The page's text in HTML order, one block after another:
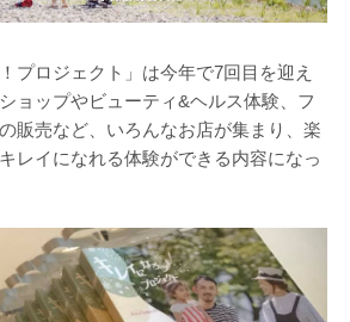
プロジェクト」は今年で7回目を迎え
ョップやビューティ&ヘルス体験、フ
販売など、いろんなお店が集まり、楽
レイになれる体験ができる内容になっ